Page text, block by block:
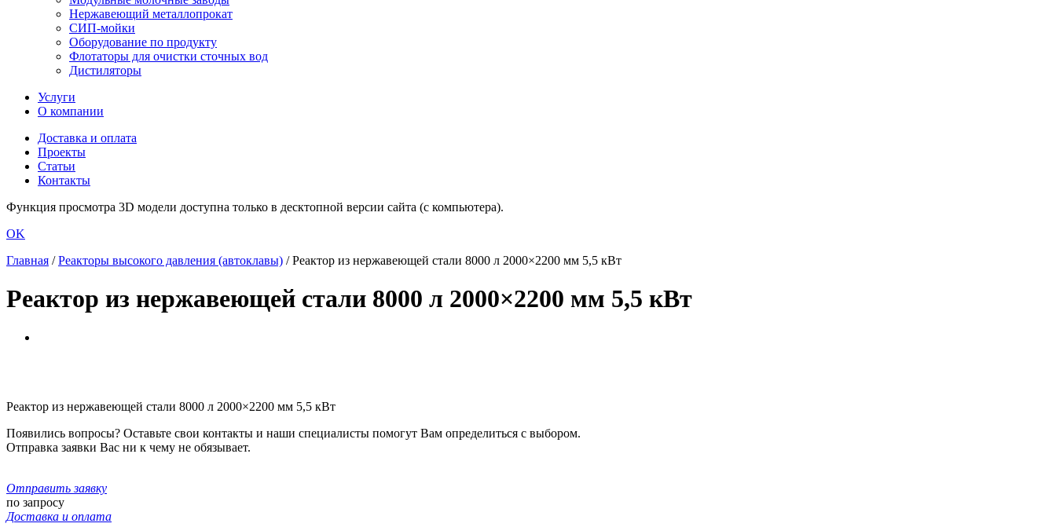
Нержавеющий металлопрокат
СИП-мойки
Оборудование по продукту
Флотаторы для очистки сточных вод
Дистиляторы
Услуги
О компании
Доставка и оплата
Проекты
Статьи
Контакты
Функция просмотра 3D модели доступна только в десктопной версии сайта (с компьютера).
OK
Главная /Реакторы высокого давления (автоклавы) /Реактор из нержавеющей стали 8000 л 2000×2200 мм 5,5 кВт
Реактор из нержавеющей стали 8000 л 2000×2200 мм 5,5 кВт
Реактор из нержавеющей стали 8000 л 2000×2200 мм 5,5 кВт
Появились вопросы? Оставьте свои контакты и наши специалисты помогут Вам определиться с выбором.
Отправка заявки Вас ни к чему не обязывает.
Отправить заявку
по запросу
Доставка и оплата